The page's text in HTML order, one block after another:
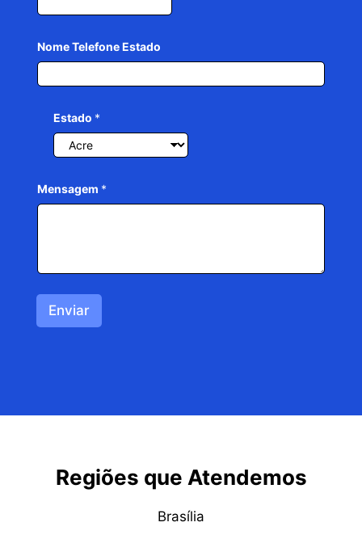
Nome Telefone Estado
Estado *
Mensagem *
Enviar
Regiões que Atendemos
Brasília